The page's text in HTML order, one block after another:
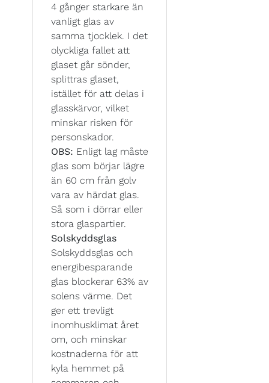
4 gånger starkare än
vanligt glas av
samma tjocklek. I det
olyckliga fallet att
glaset går sönder,
splittras glaset,
istället för att delas i
glasskärvor, vilket
minskar risken för
personskador.
OBS: Enligt lag måste
glas som börjar lägre
än 60 cm från golv
vara av härdat glas.
Så som i dörrar eller
stora glaspartier.
Solskyddsglas
Solskyddsglas och
energibesparande
glas blockerar 63% av
solens värme. Det
ger ett trevligt
inomhusklimat året
om, och minskar
kostnaderna för att
kyla hemmet på